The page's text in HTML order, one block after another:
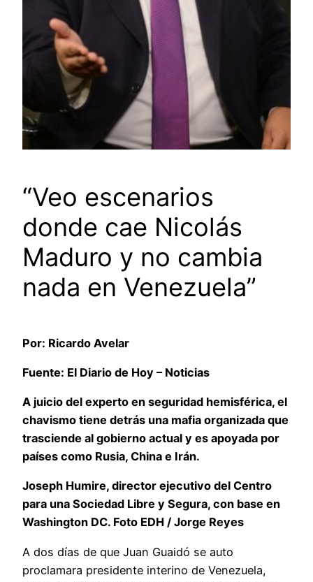
“Veo escenarios
donde cae Nicolás
Maduro y no cambia
nada en Venezuela”
Por: Ricardo Avelar
Fuente: El Diario de Hoy – Noticias
A juicio del experto en seguridad hemisférica, el
chavismo tiene detrás una mafia organizada que
trasciende al gobierno actual y es apoyada por
países como Rusia, China e Irán.
Joseph Humire, director ejecutivo del Centro
para una Sociedad Libre y Segura, con base en
Washington DC. Foto EDH / Jorge Reyes
A dos días de que Juan Guaidó se auto
proclamara presidente interino de Venezuela,